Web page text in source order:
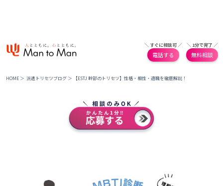
＼ すぐに相談可 ／
電話する
＼ 1分で完了 ／
無料相談
HOME ＞ 派遣トリセツブログ ＞ 【ESTJ 幹部のトリセツ】性格・相性・適職を徹底解説！